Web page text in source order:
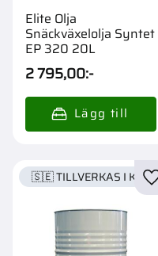
Elite Olja
Snäckväxelolja Syntet
EP 320 20L
2 795,00:-
🇸🇪 TILLVERKAS I